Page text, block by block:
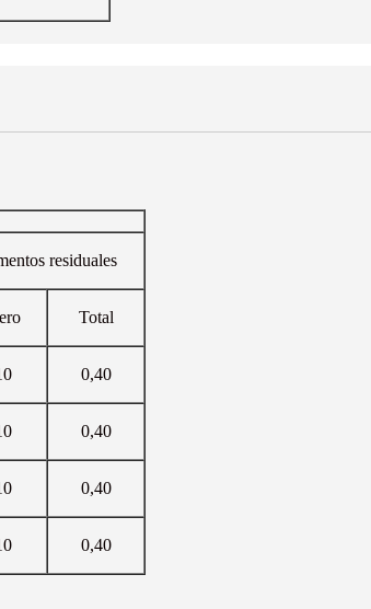
residuales
Total
0,40
0,40
0,40
0,40